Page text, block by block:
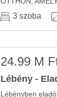
3 szoba
24.99 M
Lébény -